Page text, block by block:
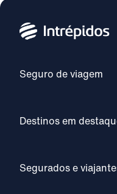
Seguro de viagem
Destinos em
Segurados e